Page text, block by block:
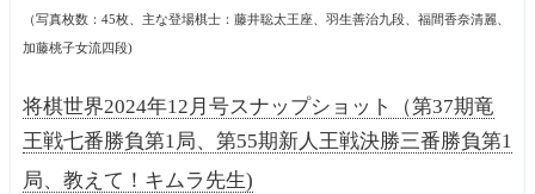
（写真枚数：45枚、主な登場棋士：藤井聡太王座、羽生善治九段、福間香奈清麗、
加藤桃子女流四段)
将棋世界2024年12月号スナップショット（第37期竜
王戦七番勝負第1局、第55期新人王戦決勝三番勝負第1
局、教えて！キムラ先生)